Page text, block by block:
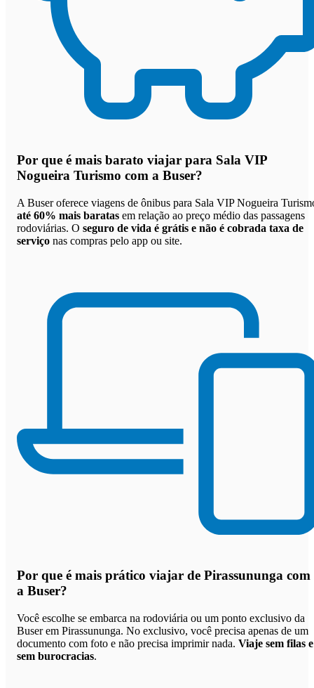
Por que é mais barato viajar para Sala VIP
Nogueira Turismo com a Buser?
A Buser oferece viagens de ônibus para Sala VIP Nogueira
até 60% mais baratas em relação ao preço médio das passagens
rodoviárias. O seguro de vida é grátis e não é cobrada taxa de
serviço nas compras pelo app ou site.
Por que é mais prático viajar de Pirassununga com
a Buser?
Você escolhe se embarca na rodoviária ou um ponto exclusivo da
Buser em Pirassununga. No exclusivo, você precisa apenas de um
documento com foto e não precisa imprimir nada. Viaje sem filas e
sem burocracias.